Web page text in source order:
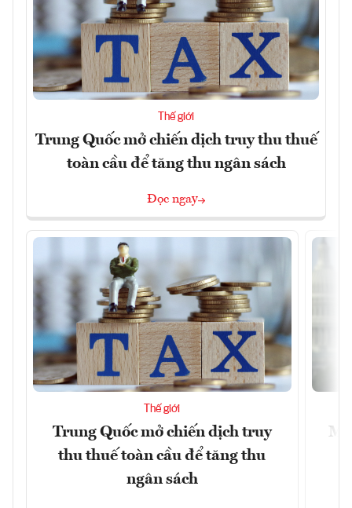
Thế giới
Trung Quốc mở chiến dịch truy thu thuế
toàn cầu để tăng thu ngân sách
Đọc ngay
Thế giới
Trung Quốc mở chiến dịch truy
thu thuế toàn cầu để tăng thu
ngân sách